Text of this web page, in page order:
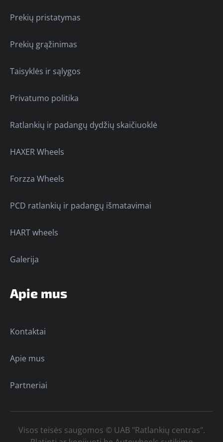
Prekių pristatymas
Prekių grąžinimas
Taisyklės ir sąlygos
Privatumo politika
Ratlankių ir padangų dydžių skaičiuoklė
HAXER Wheels
Forzza Wheels
PCD ratlankių ir padangų išmatavimai
HART wheels
Galerija
Apie mus
Kontaktai
Apie mus
Partneriai
Visos teisės saugomos © UAB "Ratlankių centras".